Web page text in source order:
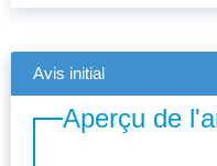
Avis initial
Aperçu de